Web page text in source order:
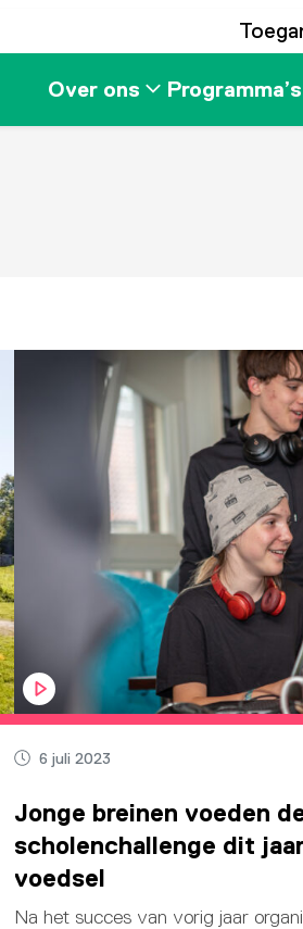
Over ons Programma’s
6 juli 2023
Jonge breinen voeden
scholenchallenge dit
voedsel
Na het succes van vorig jaar